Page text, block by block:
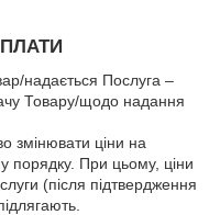
надається Послуга –
Товару/щодо надання
змінювати ціни на
порядку. При цьому, ціни
(після підтвердження